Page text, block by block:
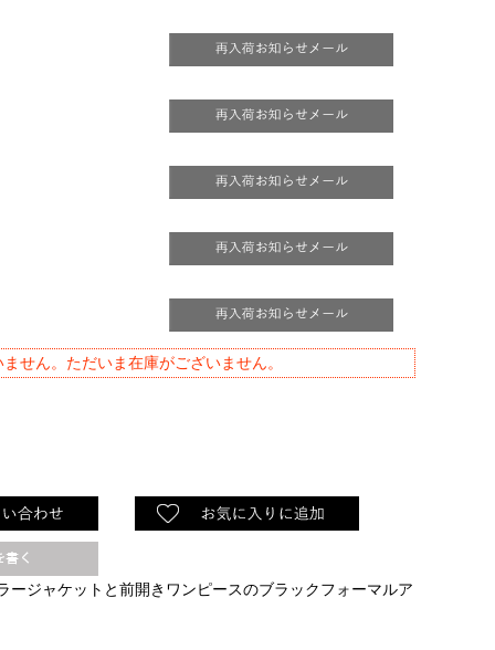
せん。ただいま在庫がございません。
ージャケットと前開きワンピースのブラックフォーマルア